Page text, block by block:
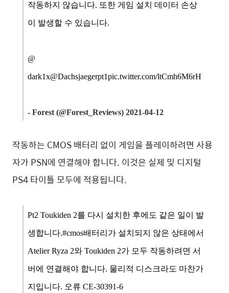
작동하지 않습니다. 또한 게임 설치 데이터 손상
이 발생할 수 있습니다.
@
dark1x@Dachsjaegerpt1pic.twitter.com/ltCmh6M6rH
- Forest (@Forest_Reviews) 2021-04-12
작동하는 CMOS 배터리 없이 게임을 플레이하려면 사용
자가 PSN에 연결해야 합니다. 이것은 실제 및 디지털
PS4 타이틀 모두에 적용됩니다.
Pt2 Toukiden 2를 다시 설치한 후에도 같은 일이 발
생합니다.#cmos배터리가 설치되지 않은 상태에서
Atelier Ryza 2와 Toukiden 2가 모두 작동하려면 서
버에 연결해야 합니다. 물리적 디스크라도 마찬가
지입니다. 오류 CE-30391-6